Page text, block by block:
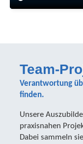
Team-
Verantwortung
finden.
Unsere
praxisnahen
Dabei sammeln